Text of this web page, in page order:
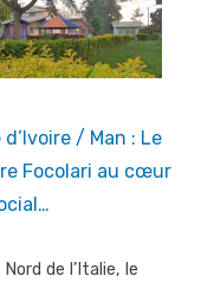
d’Ivoire / Man : Le
Focolari au cœur
Nord de l’Italie, le